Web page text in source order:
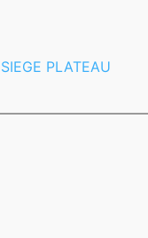
PLATEAU